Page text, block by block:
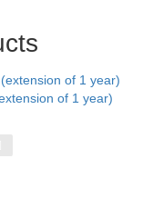
of 1 year)